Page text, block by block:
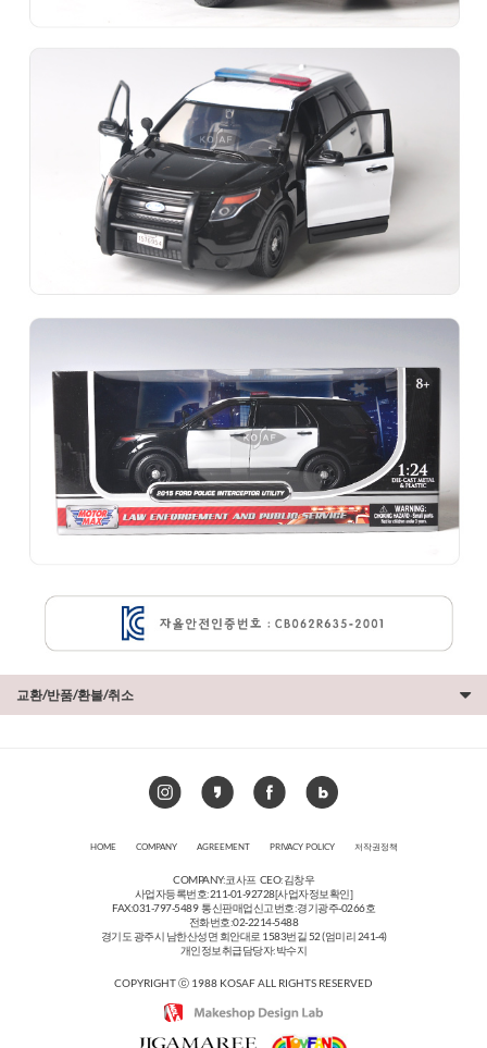
교환/반품/환불/취소
HOME COMPANY AGREEMENT PRIVACY POLICY 저작권정책
COMPANY:코사프 CEO:김창우
사업자등록번호:211-01-92728[사업자정보확인]
FAX:031-797-5489 통신판매업신고번호:경기광주-0266호
전화번호:02-2214-5488
경기도 광주시 남한산성면 회안대로 1583번길 52 (엄미리 241-4)
개인정보취급담당자:박수지
COPYRIGHT ⓒ 1988 KOSAF ALL RIGHTS RESERVED